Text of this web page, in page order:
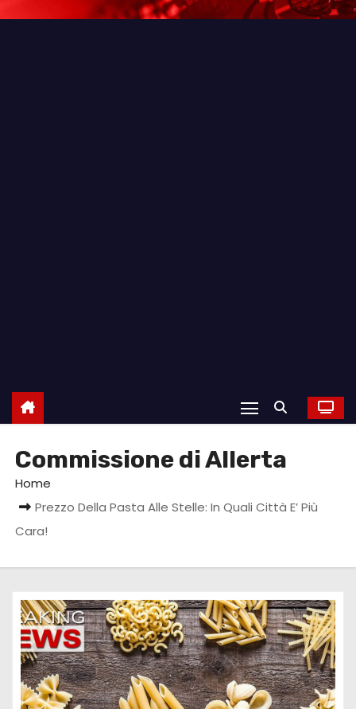
Commissione di Allerta
Home
Prezzo Della Pasta Alle Stelle: In Quali Città E’ Più
Cara!